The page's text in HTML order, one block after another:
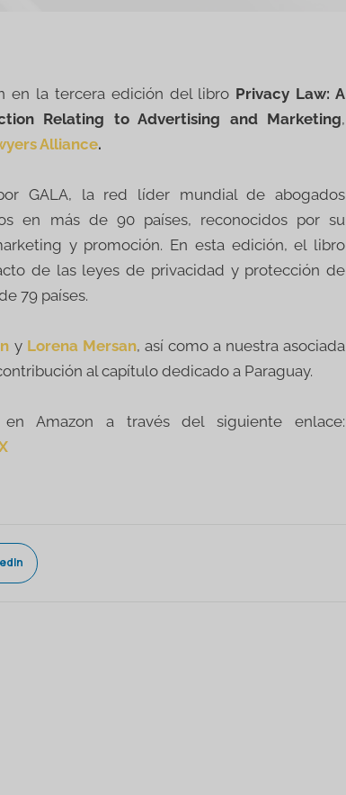
en la tercera edición del libro Privacy Law: A
Relating to Advertising and Marketing,
Alliance.
GALA, la red líder mundial de abogados
en más de 90 países, reconocidos por su
y promoción. En esta edición, el libro
de las leyes de privacidad y protección de
79 países.
y Lorena Mersan, así como a nuestra asociada
al capítulo dedicado a Paraguay.
Amazon a través del siguiente enlace: